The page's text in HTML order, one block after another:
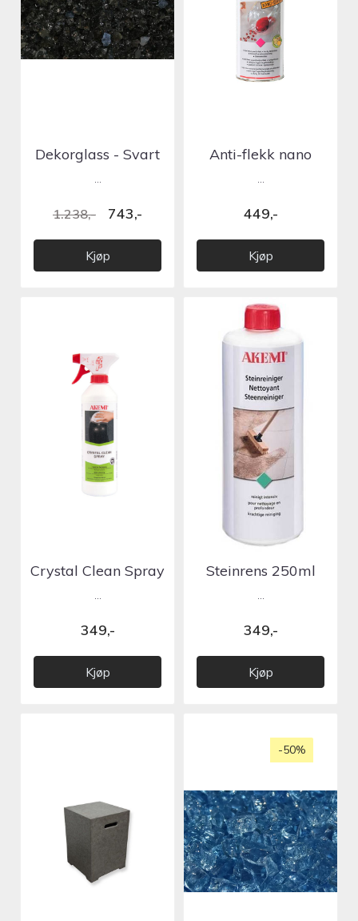
Dekorglass - Svart
...
1.238,- 743,-
Kjøp
Anti-flekk nano
...
449,-
Kjøp
Crystal Clean Spray
...
349,-
Kjøp
Steinrens 250ml
...
349,-
Kjøp
-50%